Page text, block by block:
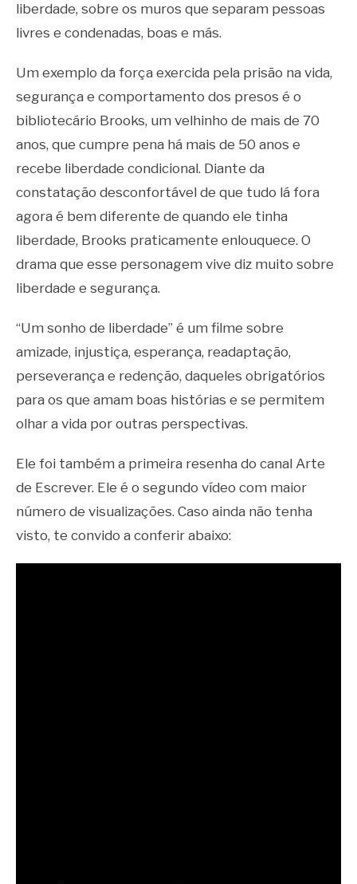
liberdade, sobre os muros que separam pessoas
livres e condenadas, boas e más.
Um exemplo da força exercida pela prisão na vida,
segurança e comportamento dos presos é o
bibliotecário Brooks, um velhinho de mais de 70
anos, que cumpre pena há mais de 50 anos e
recebe liberdade condicional. Diante da
constatação desconfortável de que tudo lá fora
agora é bem diferente de quando ele tinha
liberdade, Brooks praticamente enlouquece. O
drama que esse personagem vive diz muito sobre
liberdade e segurança.
“Um sonho de liberdade” é um filme sobre
amizade, injustiça, esperança, readaptação,
perseverança e redenção, daqueles obrigatórios
para os que amam boas histórias e se permitem
olhar a vida por outras perspectivas.
Ele foi também a primeira resenha do canal Arte
de Escrever. Ele é o segundo vídeo com maior
número de visualizações. Caso ainda não tenha
visto, te convido a conferir abaixo: